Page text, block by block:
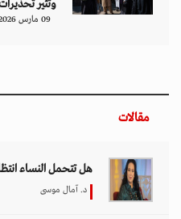
وتثير
09 مارس 2026 - 14:09
مقالات
هل تتحمل النساء انتظارَ 286
د. آمال موسى